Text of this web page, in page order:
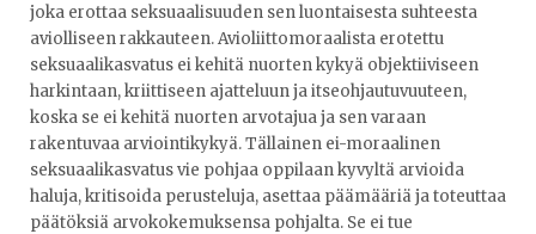
joka erottaa seksuaalisuuden sen luontaisesta suhteesta
aviolliseen rakkauteen. Avioliittomoraalista erotettu
seksuaalikasvatus ei kehitä nuorten kykyä objektiiviseen
harkintaan, kriittiseen ajatteluun ja itseohjautuvuuteen,
koska se ei kehitä nuorten arvotajua ja sen varaan
rakentuvaa arviointikykyä. Tällainen ei-moraalinen
seksuaalikasvatus vie pohjaa oppilaan kyvyltä arvioida
haluja, kritisoida perusteluja, asettaa päämääriä ja toteuttaa
päätöksiä arvokokemuksensa pohjalta. Se ei tue